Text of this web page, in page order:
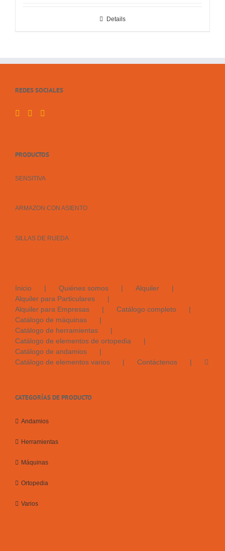
Details
REDES SOCIALES
PRODUCTOS
SENSITIVA
ARMAZON CON ASIENTO
SILLAS DE RUEDA
Inicio Quiénes somos
Alquiler
Alquiler para Particulares
Alquiler para Empresas
Catálogo completo
Catálogo de máquinas
Catálogo de herramientas
Catálogo de elementos de ortopedia
Catálogo de andamios
Catálogo de elementos varios
Contáctenos
CATEGORÍAS DE PRODUCTO
Andamios
Herramientas
Máquinas
Ortopedia
Varios